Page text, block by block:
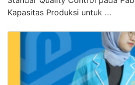
Kapasitas Produksi untuk …